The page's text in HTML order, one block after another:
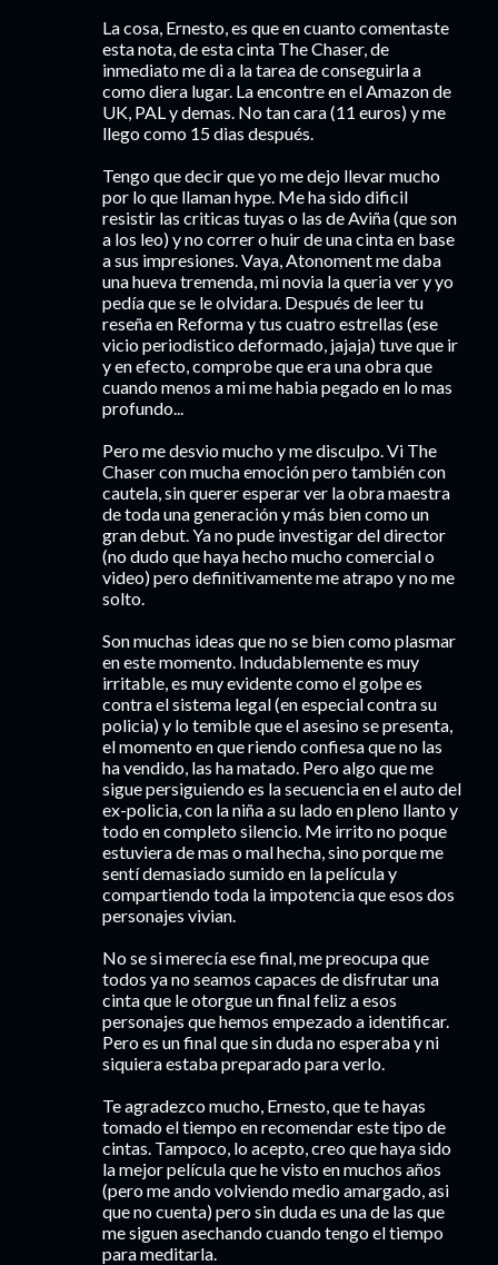
La cosa, Ernesto, es que en cuanto comentaste
esta nota, de esta cinta The Chaser, de
inmediato me di a la tarea de conseguirla a
como diera lugar. La encontre en el Amazon de
UK, PAL y demas. No tan cara (11 euros) y me
llego como 15 dias después.
Tengo que decir que yo me dejo llevar mucho
por lo que llaman hype. Me ha sido dificil
resistir las criticas tuyas o las de Aviña (que son
a los leo) y no correr o huir de una cinta en base
a sus impresiones. Vaya, Atonoment me daba
una hueva tremenda, mi novia la queria ver y yo
pedía que se le olvidara. Después de leer tu
reseña en Reforma y tus cuatro estrellas (ese
vicio periodistico deformado, jajaja) tuve que ir
y en efecto, comprobe que era una obra que
cuando menos a mi me habia pegado en lo mas
profundo...
Pero me desvio mucho y me disculpo. Vi The
Chaser con mucha emoción pero también con
cautela, sin querer esperar ver la obra maestra
de toda una generación y más bien como un
gran debut. Ya no pude investigar del director
(no dudo que haya hecho mucho comercial o
video) pero definitivamente me atrapo y no me
solto.
Son muchas ideas que no se bien como plasmar
en este momento. Indudablemente es muy
irritable, es muy evidente como el golpe es
contra el sistema legal (en especial contra su
policia) y lo temible que el asesino se presenta,
el momento en que riendo confiesa que no las
ha vendido, las ha matado. Pero algo que me
sigue persiguiendo es la secuencia en el auto del
ex-policia, con la niña a su lado en pleno llanto y
todo en completo silencio. Me irrito no poque
estuviera de mas o mal hecha, sino porque me
sentí demasiado sumido en la película y
compartiendo toda la impotencia que esos dos
personajes vivian.
No se si merecía ese final, me preocupa que
todos ya no seamos capaces de disfrutar una
cinta que le otorgue un final feliz a esos
personajes que hemos empezado a identificar.
Pero es un final que sin duda no esperaba y ni
siquiera estaba preparado para verlo.
Te agradezco mucho, Ernesto, que te hayas
tomado el tiempo en recomendar este tipo de
cintas. Tampoco, lo acepto, creo que haya sido
la mejor película que he visto en muchos años
(pero me ando volviendo medio amargado, asi
que no cuenta) pero sin duda es una de las que
me siguen asechando cuando tengo el tiempo
para meditarla.